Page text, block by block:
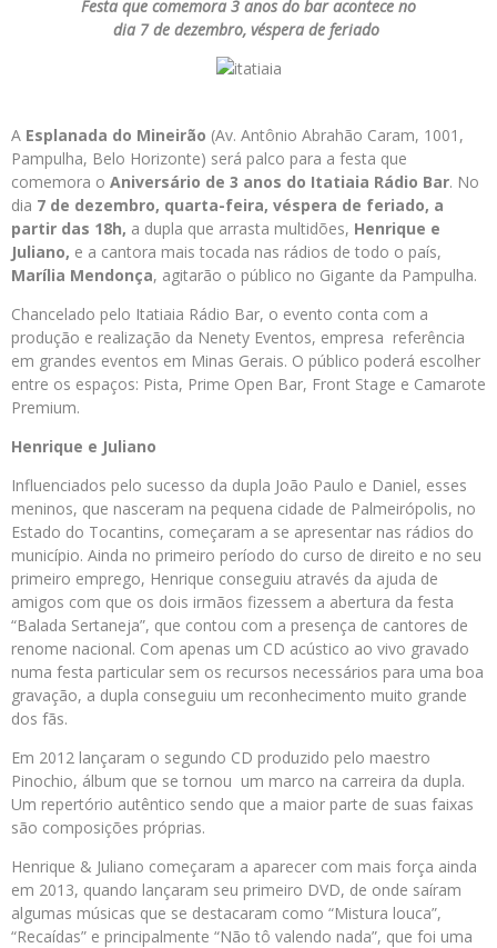
Festa que comemora 3 anos do bar acontece no
dia 7 de dezembro, véspera de feriado
A Esplanada do Mineirão (Av. Antônio Abrahão Caram, 1001,
Pampulha, Belo Horizonte) será palco para a festa que
comemora o Aniversário de 3 anos do Itatiaia Rádio Bar. No
dia 7 de dezembro, quarta-feira, véspera de feriado, a
partir das 18h, a dupla que arrasta multidões, Henrique e
Juliano, e a cantora mais tocada nas rádios de todo o país,
Marília Mendonça, agitarão o público no Gigante da Pampulha.
Chancelado pelo Itatiaia Rádio Bar, o evento conta com a
produção e realização da Nenety Eventos, empresa referência
em grandes eventos em Minas Gerais. O público poderá escolher
entre os espaços: Pista, Prime Open Bar, Front Stage e Camarote
Premium.
Henrique e Juliano
Influenciados pelo sucesso da dupla João Paulo e Daniel, esses
meninos, que nasceram na pequena cidade de Palmeirópolis, no
Estado do Tocantins, começaram a se apresentar nas rádios do
município. Ainda no primeiro período do curso de direito e no seu
primeiro emprego, Henrique conseguiu através da ajuda de
amigos com que os dois irmãos fizessem a abertura da festa
“Balada Sertaneja”, que contou com a presença de cantores de
renome nacional. Com apenas um CD acústico ao vivo gravado
numa festa particular sem os recursos necessários para uma boa
gravação, a dupla conseguiu um reconhecimento muito grande
dos fãs.
Em 2012 lançaram o segundo CD produzido pelo maestro
Pinochio, álbum que se tornou um marco na carreira da dupla.
Um repertório autêntico sendo que a maior parte de suas faixas
são composições próprias.
Henrique & Juliano começaram a aparecer com mais força ainda
em 2013, quando lançaram seu primeiro DVD, de onde saíram
algumas músicas que se destacaram como “Mistura louca”,
“Recaídas” e principalmente “Não tô valendo nada”, que foi uma